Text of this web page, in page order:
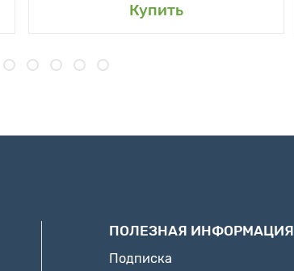
Купить
ПОЛЕЗНАЯ ИНФОРМАЦИЯ
Подписка